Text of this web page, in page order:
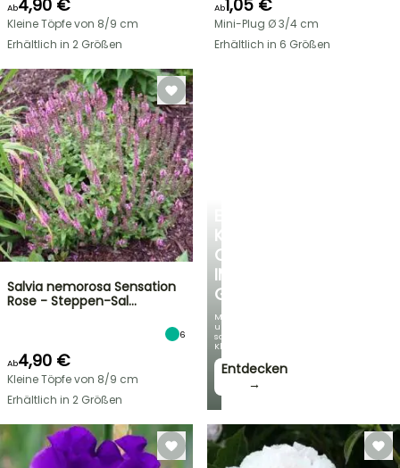
KÜHLE
OASE
IM
GARTEN
Mit
unseren
schönsten
Kletterpflanzen!
Entdecken
→
Ab4,90 €
Kleine Töpfe von 8/9 cm
Erhältlich in 2 Größen
Ab1,05 €
Mini-Plug Ø 3/4 cm
Erhältlich in 6 Größen
Salvia nemorosa Sensation
Rose - Steppen-Sal…
6
Ab4,90 €
Kleine Töpfe von 8/9 cm
Erhältlich in 2 Größen